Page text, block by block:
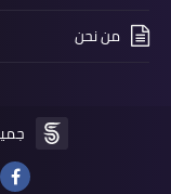
من نحن